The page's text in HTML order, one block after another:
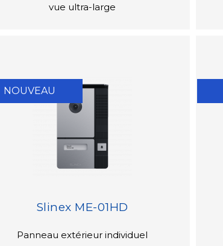
vue ultra-large
NOUVEAU
Slinex ME-01HD
Panneau extérieur individuel